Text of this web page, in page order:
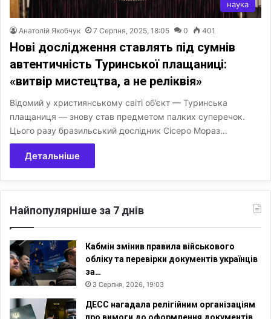
наука
Анатолій Якобчук 7 Серпня, 2025, 18:05 0 401
Нові дослідження ставлять під сумнів
автентичність Туринської плащаниці:
«витвір мистецтва, а не реліквія»
Відомий у християнському світі об’єкт — Туринська
плащаниця — знову став предметом палких суперечок.
Цього разу бразильський дослідник Сісеро Мораз…
Детальніше
Найпопулярніше за 7 днів
Кабмін змінив правила військового
обліку та перевірки документів українців
за…
3 Серпня, 2026, 19:03
ДЕСС нагадала релігійним організаціям
про вимоги до оформлення документів